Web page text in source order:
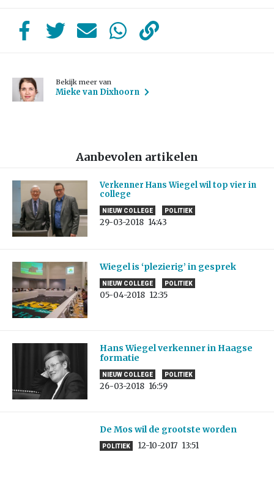
Bekijk meer van
Mieke van Dixhoorn
Aanbevolen artikelen
Verkenner Hans Wiegel wil top vier in
college
NIEUW COLLEGE POLITIEK
29-03-2018 14:43
Wiegel is ‘plezierig’ in gesprek
NIEUW COLLEGE POLITIEK
05-04-2018 12:35
Hans Wiegel verkenner in Haagse
formatie
NIEUW COLLEGE POLITIEK
26-03-2018 16:59
De Mos wil de grootste worden
POLITIEK 12-10-2017 13:51